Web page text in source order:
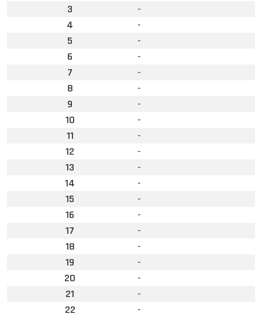
3
-
4
-
5
-
6
-
7
-
8
-
9
-
10
-
11
-
12
-
13
-
14
-
15
-
16
-
17
-
18
-
19
-
20
-
21
-
22
-